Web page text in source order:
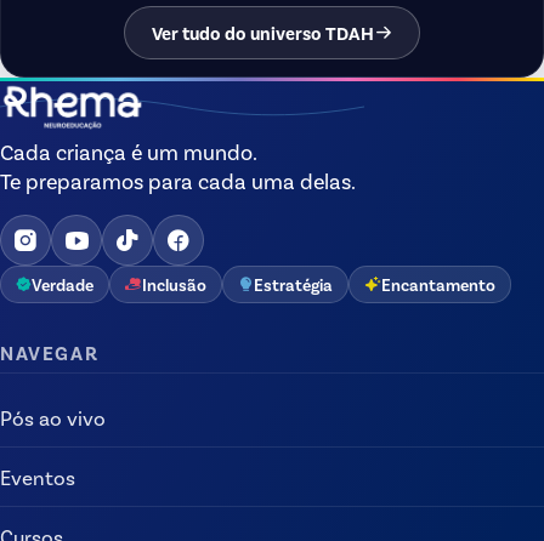
Ver tudo do universo TDAH
Cada criança é um mundo.
Te preparamos para cada uma delas.
Verdade Inclusão Estratégia Encantamento
NAVEGAR
Pós ao vivo
Eventos
Cursos